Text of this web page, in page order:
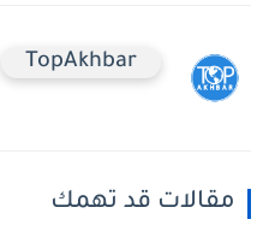
TopAkhbar
مقالات قد تهمك